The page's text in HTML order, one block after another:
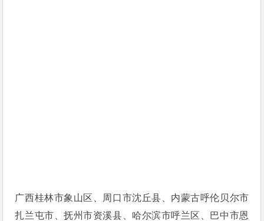
广西桂林市象山区、周口市沈丘县、内蒙古呼伦贝尔市
扎兰屯市、抚州市资溪县、哈尔滨市呼兰区、巴中市恩